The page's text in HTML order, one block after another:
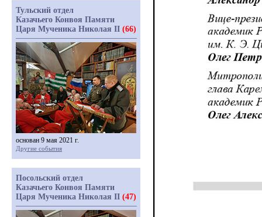
Тульский отдел
Казачьего Конвоя Памяти
Царя Мученика Николая II (66)
основан 9 мая 2021 г.
Другие события
Посольский отдел
Казачьего Конвоя Памяти
Царя Мученика Николая II (47)